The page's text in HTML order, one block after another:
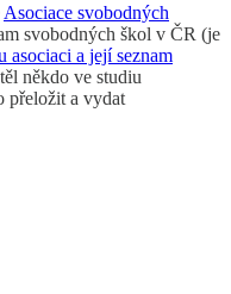
Asociace svobodných
svobodných škol v ČR (je
asociaci a její seznam
někdo ve studiu
přeložit a vydat